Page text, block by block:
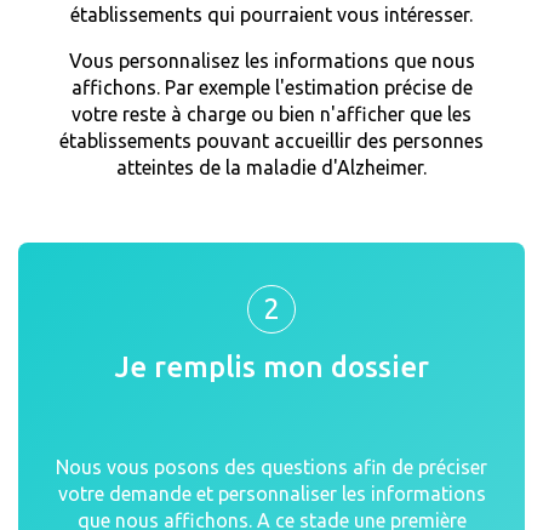
établissements qui pourraient vous intéresser.
Vous personnalisez les informations que nous
affichons. Par exemple l'estimation précise de
votre reste à charge ou bien n'afficher que les
établissements pouvant accueillir des personnes
atteintes de la maladie d'Alzheimer.
2
Je remplis mon dossier
Nous vous posons des questions afin de préciser
votre demande et personnaliser les informations
que nous affichons. A ce stade une première